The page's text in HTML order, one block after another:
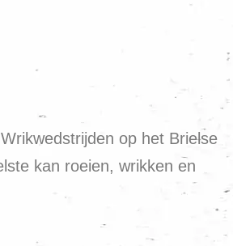
op het Brielse
kan roeien, wrikken en